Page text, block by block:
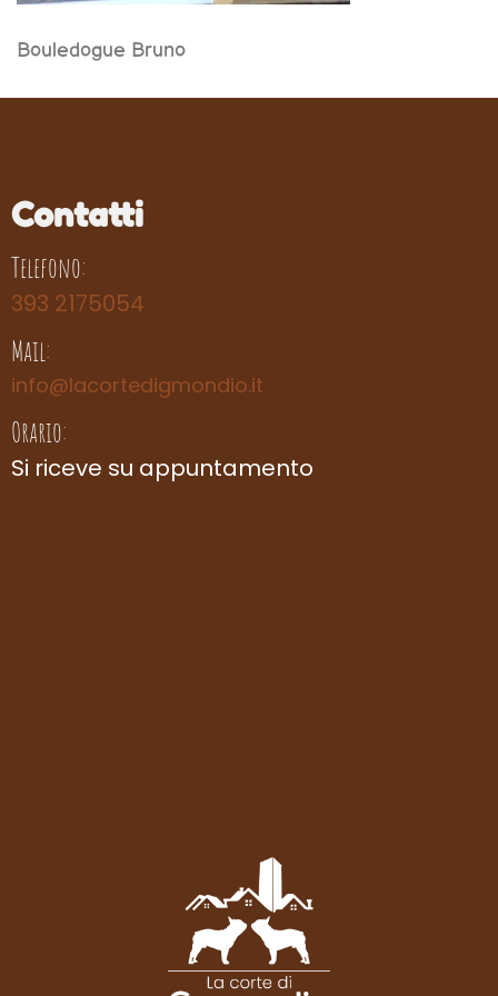
Bouledogue Bruno
Contatti
Telefono:
393 2175054
Mail:
info@lacortedigmondio.it
Orario:
Si riceve su appuntamento